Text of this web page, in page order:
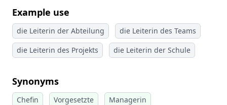
Example use
die Leiterin der Abteilung
die Leiterin des Teams
die Leiterin des Projekts
die Leiterin der Schule
Synonyms
Chefin Vorgesetzte Managerin